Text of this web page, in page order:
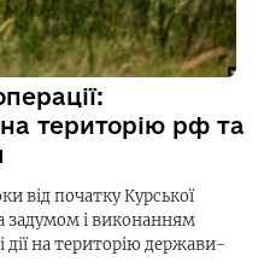
територію рф та
від початку Курської
задумом і виконанням
дії на територію держави-